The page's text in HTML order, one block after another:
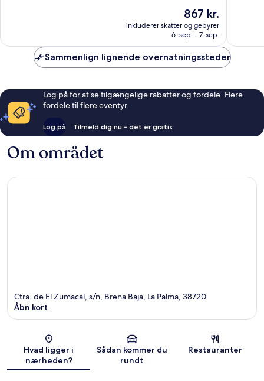
anmeldelser
Prisen
er
867 kr.
867 kr.
inkluderer skatter og gebyrer
6. sep. - 7. sep.
Sammenlign lignende overnatningssteder
Log på for at se tilgængelige rabatter og fordele. Flere
fordele til flere eventyr.
Log på Tilmeld dig nu – det er gratis
Om området
Kort
Ctra. de El Zumacal, s/n, Brena Baja, La Palma, 38720
Åbn kort
Hvad ligger i
nærheden?
Sådan kommer du
rundt
Restauranter